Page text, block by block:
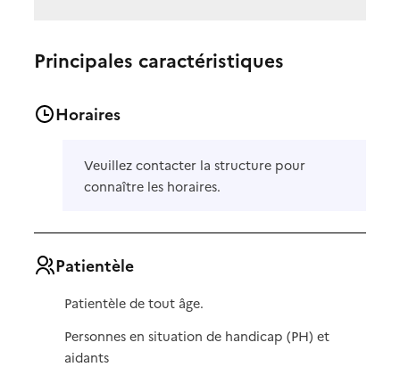
Principales caractéristiques
Horaires
Veuillez contacter la structure pour
connaître les horaires.
Patientèle
Patientèle de tout âge.
Personnes en situation de handicap (PH) et
aidants